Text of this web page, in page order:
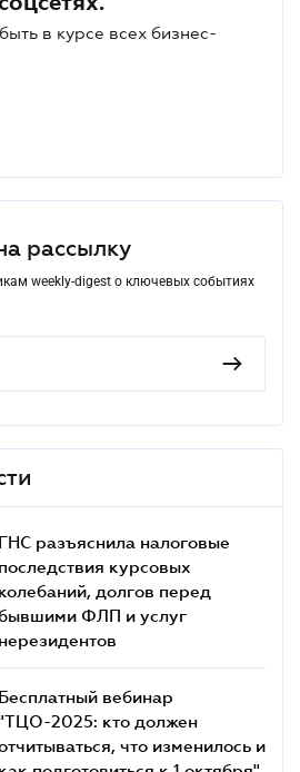
в курсе всех бизнес-
рассылку
weekly-digest о ключевых событиях
ГНС разъяснила налоговые
последствия курсовых
колебаний, долгов перед
ФЛП и услуг
нерезидентов
Бесплатный вебинар
2025: кто должен
что изменилось и